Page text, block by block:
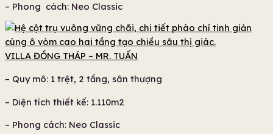
– Phong cách: Neo Classic
VILLA ĐỒNG THÁP – MR. TUẤN
– Quy mô: 1 trệt, 2 tầng, sân thượng
– Diện tích thiết kế: 1.110m2
– Phong cách: Neo Classic